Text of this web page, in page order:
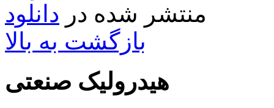
منتشر شده در دانلود
بازگشت به بالا
هیدرولیک صنعتی